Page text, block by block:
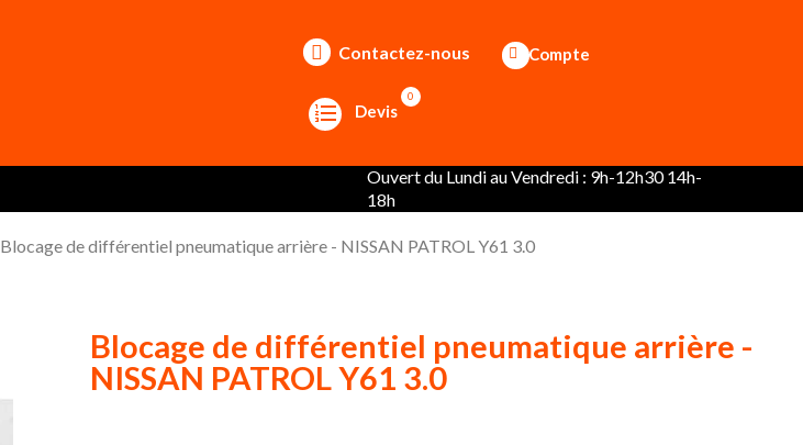
Contactez-nous Compte
Devis
0
Ouvert du Lundi au Vendredi : 9h-12h30 14h-
18h
Blocage de différentiel pneumatique arrière - NISSAN PATROL Y61 3.0
Blocage de différentiel pneumatique arrière -
NISSAN PATROL Y61 3.0